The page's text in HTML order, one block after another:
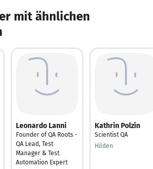
mit ähnlichen
Leonardo Lanni
Founder of QA Roots -
QA Lead, Test
Manager & Test
Automation Expert
Kathrin Polzin
Scientist QA
Hilden